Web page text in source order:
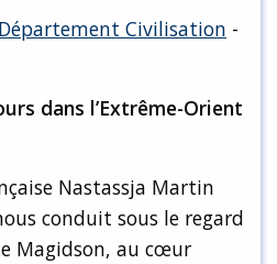
Département Civilisation -
dans l’Extrême-Orient
Nastassja Martin
conduit sous le regard
Magidson, au cœur